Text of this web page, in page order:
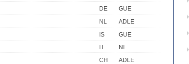
DE
GUE
NL
ADLE
IS
GUE
IT
NI
CH
ADLE